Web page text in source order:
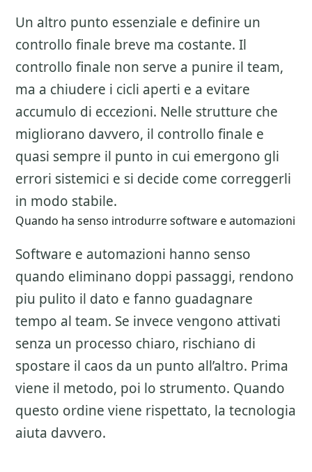
Un altro punto essenziale e definire un
controllo finale breve ma costante. Il
controllo finale non serve a punire il team,
ma a chiudere i cicli aperti e a evitare
accumulo di eccezioni. Nelle strutture che
migliorano davvero, il controllo finale e
quasi sempre il punto in cui emergono gli
errori sistemici e si decide come correggerli
in modo stabile.
Quando ha senso introdurre software e automazioni
Software e automazioni hanno senso
quando eliminano doppi passaggi, rendono
piu pulito il dato e fanno guadagnare
tempo al team. Se invece vengono attivati
senza un processo chiaro, rischiano di
spostare il caos da un punto all’altro. Prima
viene il metodo, poi lo strumento. Quando
questo ordine viene rispettato, la tecnologia
aiuta davvero.